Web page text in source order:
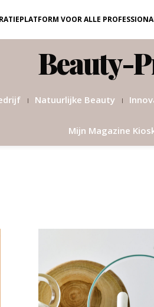
VOOR ALLE
Beauty-
Natuurlijke Beauty
Mijn Magazine